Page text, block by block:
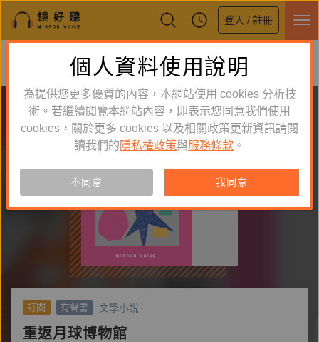
登入 / 註冊
鏡好聽全新APP上線
體驗全面升級，即刻下載
訂閱 有聲書 文學小說
重返月球博物館
個人資料使用說明
為提供您更多優質的內容，本網站使用 cookies 分析技
術。若繼續閱覽本網站內容，即表示您同意我們使用
cookies，關於更多 cookies 以及相關政策更新資訊請閱
讀我們的 隱私權政策與服務條款 。
不同意 我同意